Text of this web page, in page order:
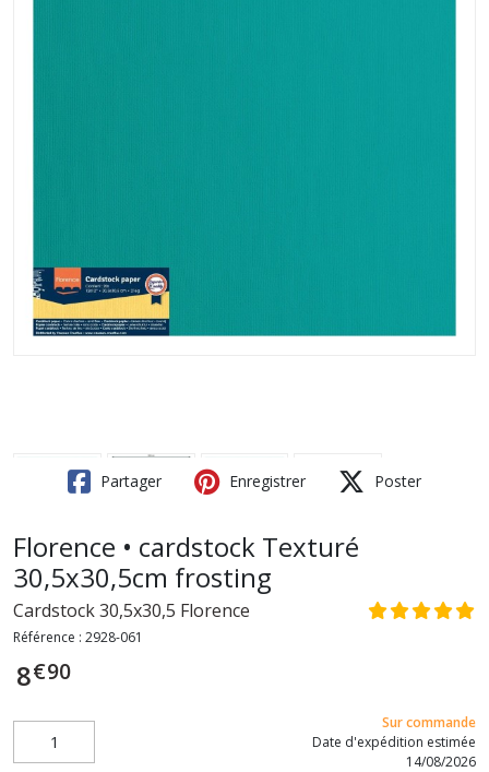
Partager Enregistrer Poster
Florence • cardstock Texturé
30,5x30,5cm frosting
Cardstock 30,5x30,5 Florence
Référence : 2928-061
8€90
Sur commande
Date d'expédition estimée
14/08/2026